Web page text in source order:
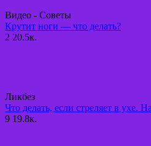
Видео - Советы
Крутит ноги — что делать?
2 20.5к.
Ликбез
Что делать, если стреляет в ухе.
9 19.8к.